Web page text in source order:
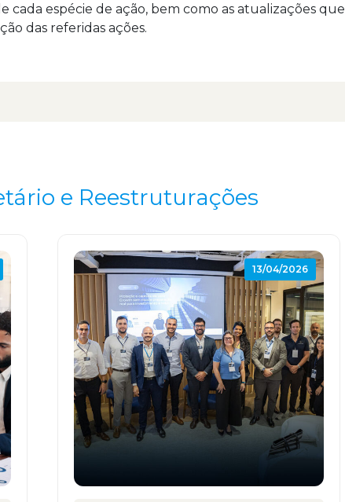
cada espécie de ação, bem como as atualizações que
das referidas ações.
e Reestruturações
13/04/2026